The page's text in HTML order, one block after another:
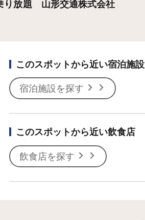
放題 山形交通株式会社
このスポットから近い宿泊施設
宿泊施設を探す
このスポットから近い飲食店
飲食店を探す